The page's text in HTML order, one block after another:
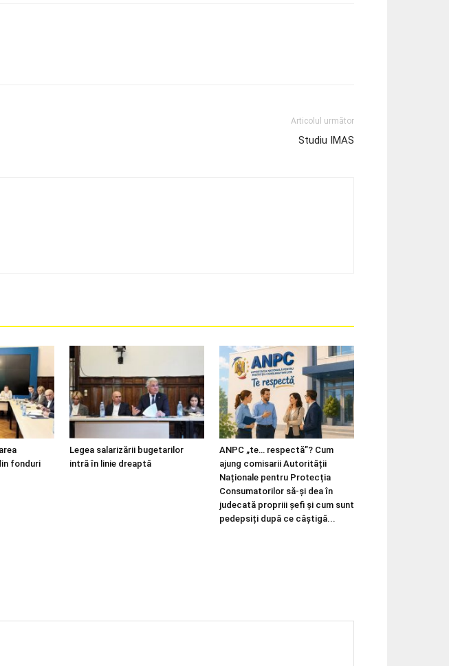
Articolul următor
Studiu IMAS
fonduri
Legea salarizării bugetarilor
intră în linie dreaptă
ANPC „te… respectă”? Cum
ajung comisarii Autorității
Naționale pentru Protecția
Consumatorilor să-și dea în
judecată propriii șefi și cum sunt
pedepsiți după ce câștigă...